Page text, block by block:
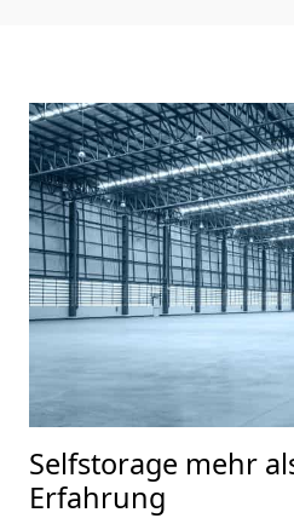
Selfstorage mehr
Erfahrung